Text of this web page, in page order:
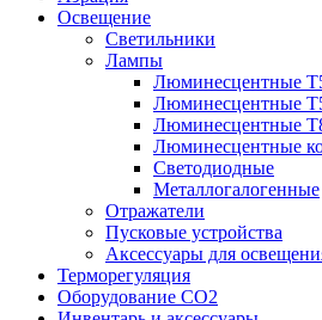
Освещение
Светильники
Лампы
Люминесцентные
Люминесцентные
Люминесцентные
Люминесцентные
Светодиодные
Металлогалогенные
Отражатели
Пусковые устройства
Аксессуары для
Терморегуляция
Оборудование CO2